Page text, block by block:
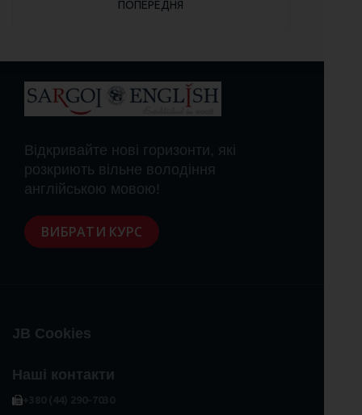
ПОПЕРЕДНЯ СТАТТЯ: ЩО ТАКЕ ДОГМА?
ПОПЕРЕДНЯ
Відкривайте нові горизонти, які
розкриють вільне володіння
англійською мовою!
ВИБРАТИ КУРС
JB Cookies
Наші контакти